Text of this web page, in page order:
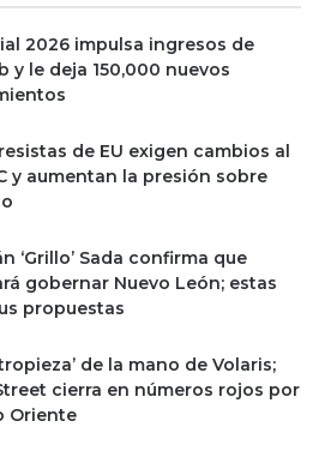
2026 impulsa ingresos de
y le deja 150,000 nuevos
de EU exigen cambios al
y aumentan la presión sobre
‘Grillo’ Sada confirma que
gobernar Nuevo León; estas
propuestas
de la mano de Volaris;
cierra en números rojos por
Oriente